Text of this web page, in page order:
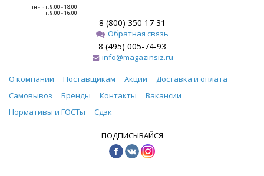
пн - чт: 9.00 - 18.00
пт: 9.00 - 16.00
8 (800) 350 17 31
Обратная связь
8 (495) 005-74-93
info@magazinsiz.ru
О компании Поставщикам Акции
Доставка и оплата
Самовывоз
Бренды Контакты
Вакансии
Нормативы и ГОСТы
Сдэк
ПОДПИСЫВАЙСЯ